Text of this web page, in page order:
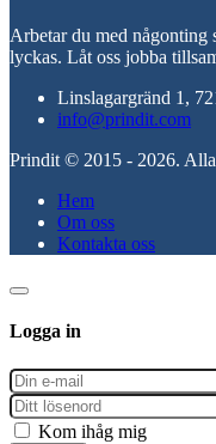
Arbetar du med någonting
lyckas. Låt oss jobba
Linslagargränd 1,
info@prindit.com
Prindit © 2015 - 2026.
Hem
Om oss
Kontakta oss
Logga in
Kom ihåg mig